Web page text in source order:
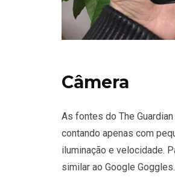
Câmera
As fontes do The
contando apenas com
iluminação e velocidade.
similar ao Google Goggles.